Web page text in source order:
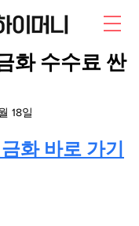
화 수수료 싼
18일
화 바로 가기